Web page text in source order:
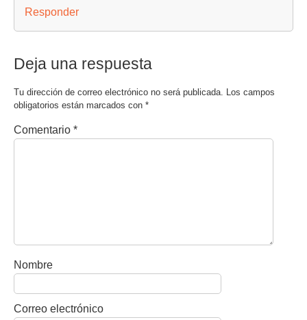
Responder
Deja una respuesta
Tu dirección de correo electrónico no será publicada. Los campos
obligatorios están marcados con *
Comentario *
Nombre
Correo electrónico